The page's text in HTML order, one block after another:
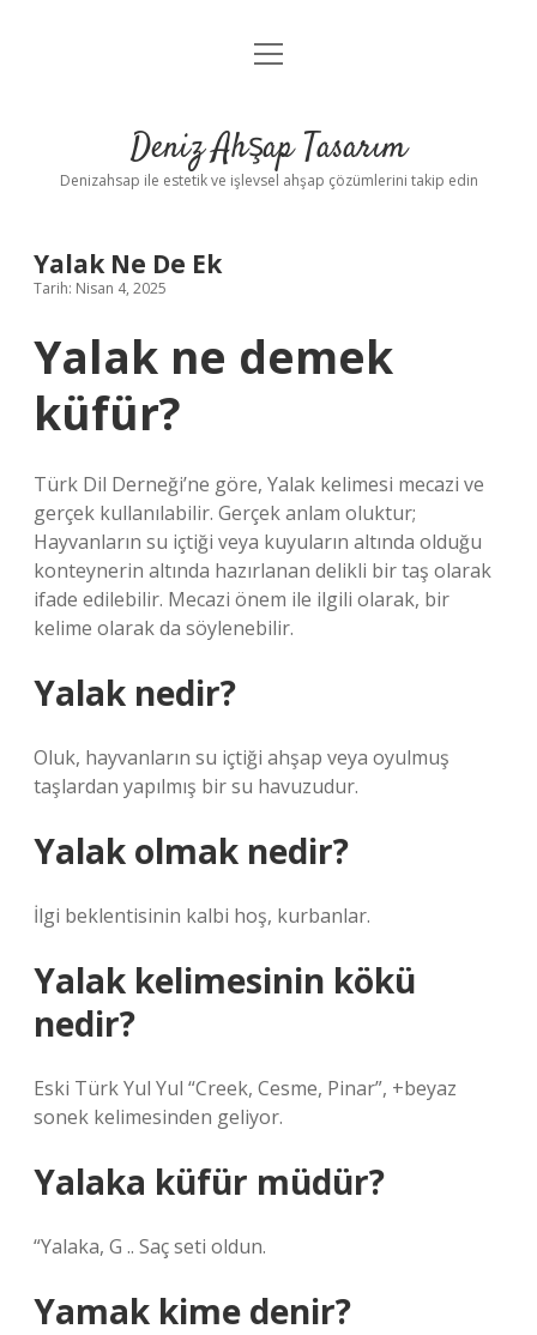
Anasayfa
Yasal Uyarı
menüyü
Deniz Ahşap Tasarım
Denizahsap ile estetik ve işlevsel ahşap çözümlerini takip edin
Yalak Ne De Ek
Tarih: Nisan 4, 2025
Yalak ne demek
küfür?
Türk Dil Derneği’ne göre, Yalak kelimesi mecazi ve
gerçek kullanılabilir. Gerçek anlam oluktur;
Hayvanların su içtiği veya kuyuların altında olduğu
konteynerin altında hazırlanan delikli bir taş olarak
ifade edilebilir. Mecazi önem ile ilgili olarak, bir
kelime olarak da söylenebilir.
Yalak nedir?
Oluk, hayvanların su içtiği ahşap veya oyulmuş
taşlardan yapılmış bir su havuzudur.
Yalak olmak nedir?
İlgi beklentisinin kalbi hoş, kurbanlar.
Yalak kelimesinin kökü
nedir?
Eski Türk Yul Yul “Creek, Cesme, Pinar”, +beyaz
sonek kelimesinden geliyor.
Yalaka küfür müdür?
“Yalaka, G .. Saç seti oldun.
Yamak kime denir?